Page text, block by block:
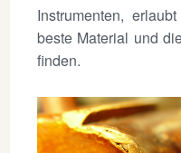
Instrumenten,
beste Material und
finden.